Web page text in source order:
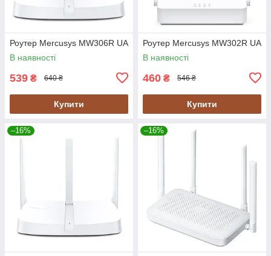
Роутер Mercusys MW306R UA
В наявності
539 ₴ 640 ₴
Купити
Роутер Mercusys MW302R UA
В наявності
460 ₴ 546 ₴
Купити
–16% –16%